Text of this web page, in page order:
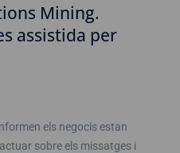
Mining.
assistida per
els negocis estan
sobre els missatges i